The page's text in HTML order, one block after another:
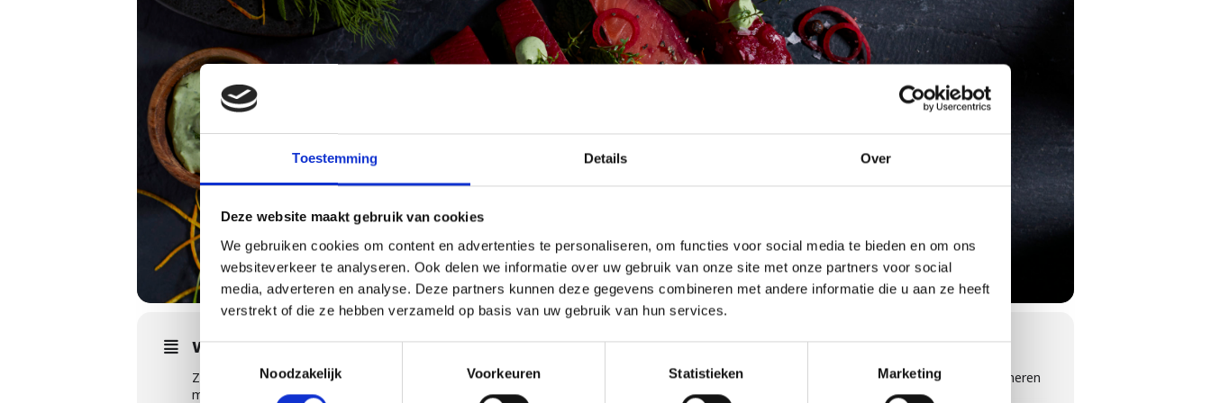
Toestemming Details Over
Deze website maakt gebruik van cookies
We gebruiken cookies om content en advertenties te personaliseren, om functies voor social media te bieden en om ons
websiteverkeer te analyseren. Ook delen we informatie over uw gebruik van onze site met onze partners voor social
media, adverteren en analyse. Deze partners kunnen deze gegevens combineren met andere informatie die u aan ze heeft
verstrekt of die ze hebben verzameld op basis van uw gebruik van hun services.
Toestemmingsselectie
Noodzakelijk
Voorkeuren Statistieken Marketing
WORKSHOPS DETAILS
Zie jij de bomen door het bos niet meer bij het horen van ingewikkelde BBQ-termen rond smoking? Of wil je jouw vrienden en familie imponeren
met smaken die ze nooit eerder geproefd hebben?